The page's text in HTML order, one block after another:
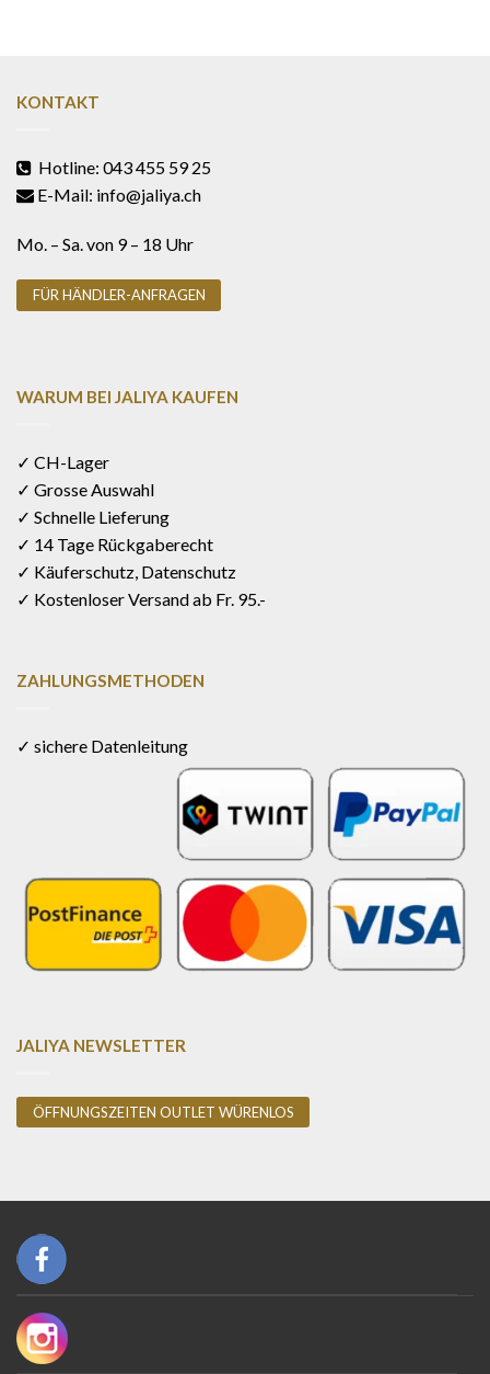
KONTAKT
Hotline: 043 455 59 25
E-Mail: info@jaliya.ch
Mo. – Sa. von 9 – 18 Uhr
FÜR HÄNDLER-ANFRAGEN
WARUM BEI JALIYA KAUFEN
✓ CH-Lager
✓ Grosse Auswahl
✓ Schnelle Lieferung
✓ 14 Tage Rückgaberecht
✓ Käuferschutz, Datenschutz
✓ Kostenloser Versand ab Fr. 95.-
ZAHLUNGSMETHODEN
✓ sichere Datenleitung
JALIYA NEWSLETTER
ÖFFNUNGSZEITEN OUTLET WÜRENLOS